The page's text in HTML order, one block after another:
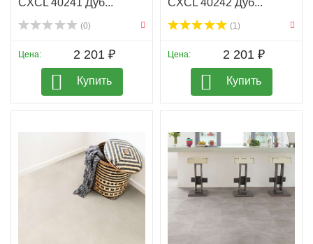
CXCL 40241 Дуб...
(0)
Цена: 2 201 ₽
Купить
CXCL 40242 Дуб...
(1)
Цена: 2 201 ₽
Купить